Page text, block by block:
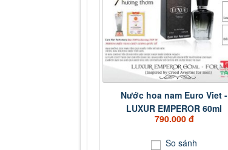
Nước hoa nam Euro Viet -
LUXUR EMPEROR 60ml
790.000 đ
So sánh